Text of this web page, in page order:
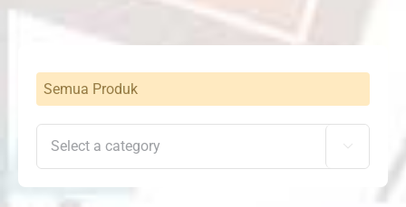
Semua Produk
